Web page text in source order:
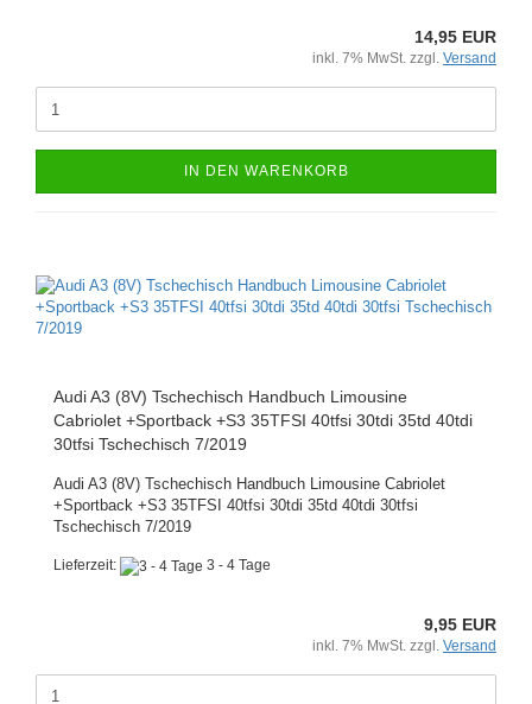
14,95 EUR
inkl. 7% MwSt. zzgl. Versand
IN DEN WARENKORB
Audi A3 (8V) Tschechisch Handbuch Limousine
Cabriolet +Sportback +S3 35TFSI 40tfsi 30tdi 35td 40tdi
30tfsi Tschechisch 7/2019
Audi A3 (8V) Tschechisch Handbuch Limousine Cabriolet
+Sportback +S3 35TFSI 40tfsi 30tdi 35td 40tdi 30tfsi
Tschechisch 7/2019
Lieferzeit: 3 - 4 Tage
9,95 EUR
inkl. 7% MwSt. zzgl. Versand